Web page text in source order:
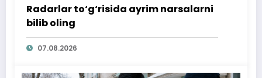
Radarlar to‘g‘risida ayrim narsalarni
bilib oling
07.08.2026